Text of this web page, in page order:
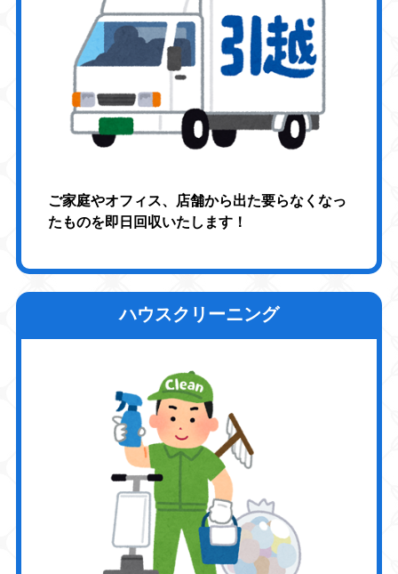
ご家庭やオフィス、店舗から出た要らなくなっ
たものを即日回収いたします！
ハウスクリーニング